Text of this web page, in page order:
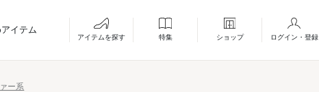
イテム
アイテムを探す 特集 ショップ ログイン・登録
ー系